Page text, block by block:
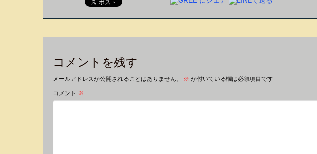
コメントを残す
メールアドレスが公開されることはありません。 ※ が付いている欄は必須項目です
コメント ※